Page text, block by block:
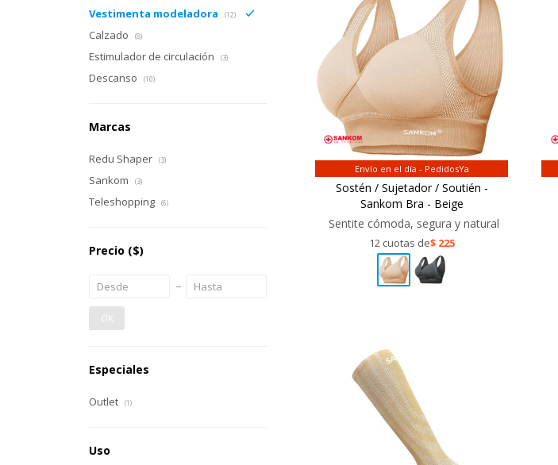
Envío en el día - PedidosYa
Sostén / Sujetador / Soutién -
Sankom Bra - Beige
Sentite cómoda, segura y natural
12 cuotas de$ 225
Vestimenta modeladora (12)
Calzado (8)
Estimulador de circulación (3)
Descanso (10)
Marcas
Redu Shaper (3)
Sankom (3)
Teleshopping (6)
Precio ($)
OK
Especiales
Outlet (1)
Uso